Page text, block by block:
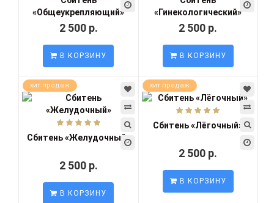
«Общеукрепляющий»
2 500 р.
В КОРЗИНУ
«Гинекологический»
2 500 р.
В КОРЗИНУ
хит продаж
Сбитень «Желудочный»
2 500 р.
В КОРЗИНУ
хит продаж
Сбитень «Лёгочный»
2 500 р.
В КОРЗИНУ